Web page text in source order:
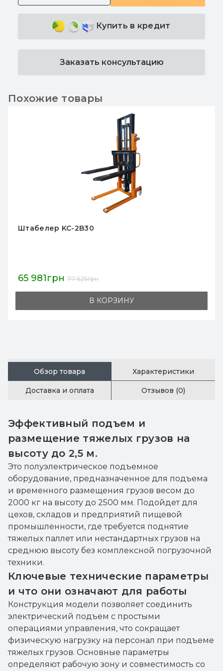
Купить в кредит
Заказать консультацию
Похожие товары
Штабелер KC-2B25
51 233грн 56 925грн
В КОРЗИНУ
Обзор товара Характеристики
Доставка и оплата Отзывов (0)
Эффективный подъем и
размещение тяжелых грузов на
высоту до 2,5 м.
Это полуэлектрическое подъемное
оборудование, предназначенное для подъема
и временного размещения грузов весом до
2000 кг на высоту до 2500 мм. Подойдет для
цехов, складов и предприятий пищевой
промышленности, где требуется поднятие
тяжелых паллет или нестандартных грузов на
среднюю высоту без комплексной погрузочной
техники.
Ключевые технические параметры
и что они означают для работы
Конструкция модели позволяет соединить
электрический подъем с простыми
операциями управления, что сокращает
физическую нагрузку на персонал при подъеме
тяжелых грузов. Основные параметры
определяют рабочую зону и совместимость со